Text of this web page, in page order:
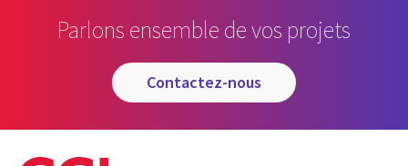
Parlons ensemble de vos projets
contactez-nous